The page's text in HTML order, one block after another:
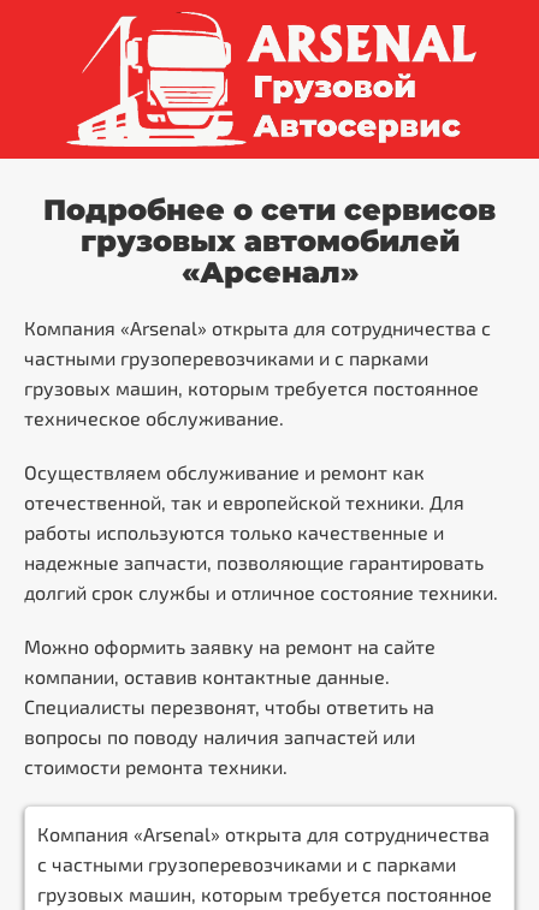
Подробнее о сети сервисов
грузовых автомобилей
«Арсенал»
Компания «Arsenal» открыта для сотрудничества с
частными грузоперевозчиками и с парками
грузовых машин, которым требуется постоянное
техническое обслуживание.
Осуществляем обслуживание и ремонт как
отечественной, так и европейской техники. Для
работы используются только качественные и
надежные запчасти, позволяющие гарантировать
долгий срок службы и отличное состояние техники.
Можно оформить заявку на ремонт на сайте
компании, оставив контактные данные.
Специалисты перезвонят, чтобы ответить на
вопросы по поводу наличия запчастей или
стоимости ремонта техники.
Компания «Arsenal» открыта для сотрудничества
с частными грузоперевозчиками и с парками
грузовых машин, которым требуется постоянное